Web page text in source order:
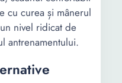
cu curea și mânerul
nivel ridicat de
antrenamentului.